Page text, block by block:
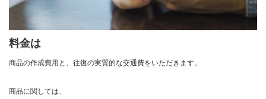
料金は
商品の作成費用と、往復の実質的な交通費をいただきます。
商品に関しては、